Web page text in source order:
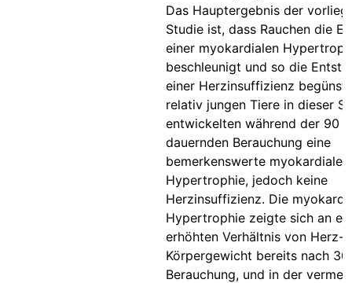
Das Hauptergebnis der
Studie ist, dass Rauchen die
einer myokardialen
beschleunigt und so die
einer Herzinsuffizienz
relativ jungen Tiere in dieser
entwickelten während der 90
dauernden Berauchung eine
bemerkenswerte myokardiale
Hypertrophie, jedoch keine
Herzinsuffizienz. Die
Hypertrophie zeigte sich an
erhöhten Verhältnis von Herz-
Körpergewicht bereits nach 30
Berauchung, und in der